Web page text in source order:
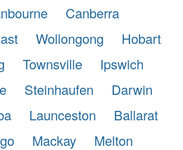
Canberra
Wollongong
Hobart
Townsville
Ipswich
Steinhaufen
Darwin
Launceston
Ballarat
Mackay
Melton